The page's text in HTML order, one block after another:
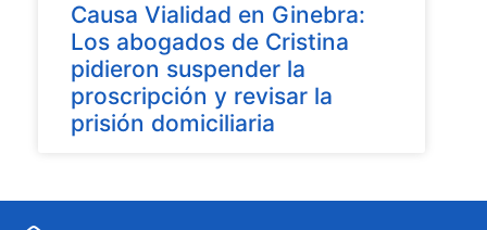
Causa Vialidad en Ginebra:
Los abogados de Cristina
pidieron suspender la
proscripción y revisar la
prisión domiciliaria